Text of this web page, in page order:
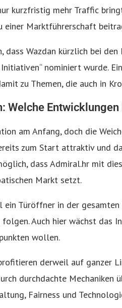
kurzfristig mehr Traffic
Marktführerschaft
dass Wazdan kürzlich bei
nominiert wurde.
zu Themen, die auch in
Welche
am Anfang, doch die
zum Start attraktiv und
dass Admiral.hr mit
Markt setzt.
ein Türöffner in der gesamten
Auch hier wächst das
wollen.
derweil auf ganzer
durchdachte Mechaniken
Fairness und